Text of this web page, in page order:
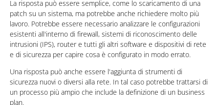
La risposta può essere semplice, come lo scaricamento di una
patch su un sistema, ma potrebbe anche richiedere molto più
lavoro. Potrebbe essere necessario analizzare le configurazioni
esistenti all'interno di firewall, sistemi di riconoscimento delle
intrusioni (IPS), router e tutti gli altri software e dispositivi di rete
e di sicurezza per capire cosa è configurato in modo errato.
Una risposta può anche essere l'aggiunta di strumenti di
sicurezza nuovi o diversi alla rete. In tal caso potrebbe trattarsi di
un processo più ampio che include la definizione di un business
plan.